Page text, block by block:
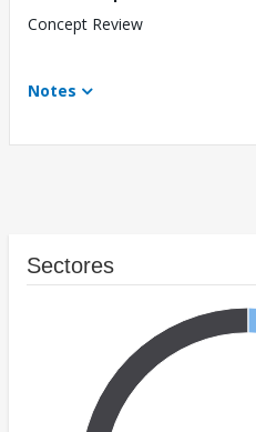
Concept Review
Notes
Sectores